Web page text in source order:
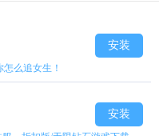
么追女生！
安装
安装